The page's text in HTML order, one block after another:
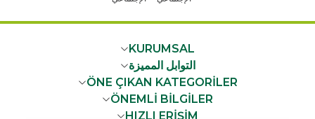
KURUMSAL
التوابل المميزة
ÖNE ÇIKAN KATEGORİLER
ÖNEMLİ BİLGİLER
HIZLI ERİŞİM